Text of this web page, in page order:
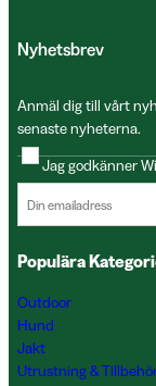
Nyhetsbrev
Anmäl dig till vårt
senaste nyheterna.
Jag godkänner
Populära
Outdoor
Hund
Jakt
Utrustning &